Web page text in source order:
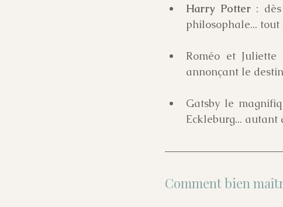
Harry Potter :
philosophale...
Roméo et
annonçant le
Gatsby le
Eckleburg...
Comment bien